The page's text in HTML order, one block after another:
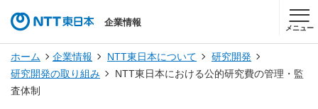
企業情報
メニュー
ホーム 企業情報 NTT東日本について
研究開発
研究開発の取り組み
NTT東日本における公的研究費の管理・監
査体制